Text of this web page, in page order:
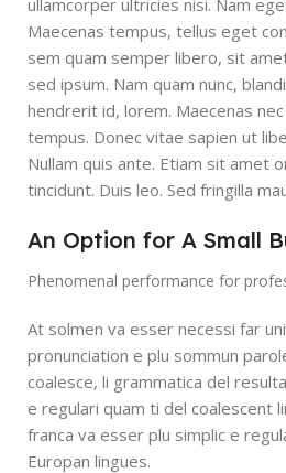
ullamcorper ultricies nisi. Nam
Maecenas tempus, tellus eget
sem quam semper libero, sit
sed ipsum. Nam quam nunc,
hendrerit id, lorem. Maecenas
tempus. Donec vitae sapien ut
Nullam quis ante. Etiam sit amet
tincidunt. Duis leo. Sed fringilla
An Option for A Small
Phenomenal performance for
At solmen va esser necessi far
pronunciation e plu sommun
coalesce, li grammatica del
e regulari quam ti del coalescent
franca va esser plu simplic e
Europan lingues.